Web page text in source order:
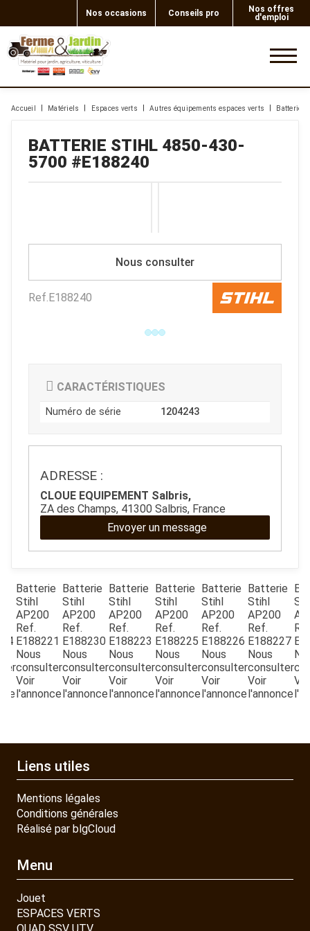
Nos occasions Conseils pro
Nos offres
d'emploi
JOUET
ESPACES VERTS
QUAD SSV UTV
PIECES DETACHEES
CONTACT
Accueil Matériels Espaces verts Autres équipements espaces verts Batterie
BATTERIE STIHL 4850-430-
5700 #E188240
CARACTÉRISTIQUES
Numéro de série 1204243
Nous consulter
Ref. E188240
Envoyer un message
ADRESSE :
CLOUE EQUIPEMENT Salbris,
ZA des Champs, 41300 Salbris, France
Batterie
Stihl
AP200
Ref.
E188221
Nous
consulter
Voir
l'annonce
Batterie
Stihl
AP200
Ref.
E188230
Nous
consulter
Voir
l'annonce
Batterie
Stihl
AP200
Ref.
E188223
Nous
consulter
Voir
l'annonce
Batterie
Stihl
AP200
Ref.
E188225
Nous
consulter
Voir
l'annonce
Batterie
Stihl
AP200
Ref.
E188226
Nous
consulter
Voir
l'annonce
Batterie
Stihl
AP200
Ref.
E188227
Nous
consulter
Voir
l'annonce
Liens utiles
Mentions légales
Conditions générales
Réalisé par blgCloud
Menu
Jouet
ESPACES VERTS